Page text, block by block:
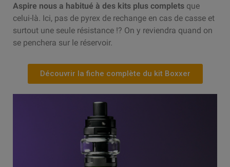
Aspire nous a habitué à des kits plus complets que
celui-là. Ici, pas de pyrex de rechange en cas de casse et
surtout une seule résistance !? On y reviendra quand on
se penchera sur le réservoir.
Découvrir la fiche complète du kit Boxxer